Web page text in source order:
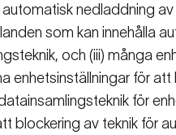
nedladdning
som kan innehålla
och (iii) många
enhetsinställningar för att
för
blockering av teknik för